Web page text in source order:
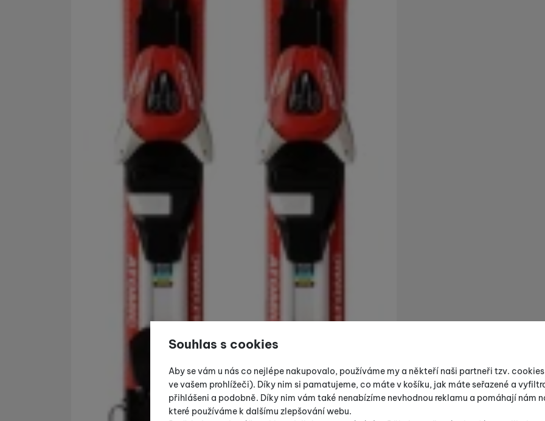
Souhlas s cookies
Aby se vám u nás co nejlépe nakupovalo, používáme my a někteří naši partneři tzv.
ve vašem prohlížeči). Díky nim si pamatujeme, co máte v košíku, jak máte seřazené a
přihlášeni a podobně. Díky nim vám také nenabízíme nevhodnou reklamu a pomáhají nám
které používáme k dalšímu zlepšování webu.